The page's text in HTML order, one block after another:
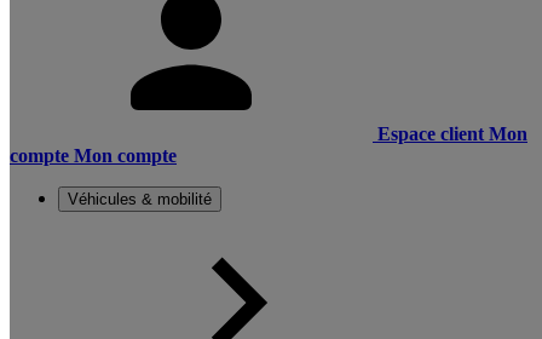
Espace client Mon
compte Mon compte
Véhicules & mobilité